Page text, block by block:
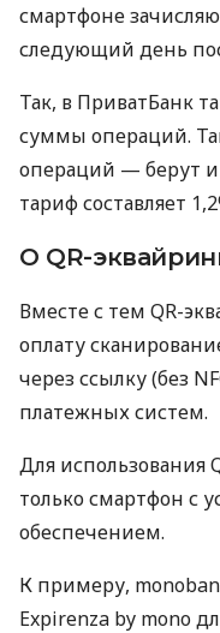
смартфоне
следующий день
Так, в ПриватБанк
суммы операций.
операций — берут и
тариф составляет
О QR-
Вместе с тем QR-
оплату
через ссылку (без
платежных систем.
Для использования
только смартфон с
обеспечением.
К примеру,
Expirenza by mono